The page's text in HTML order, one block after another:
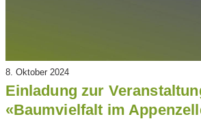
8. Oktober 2024
Einladung zur
«Baumvielfalt im